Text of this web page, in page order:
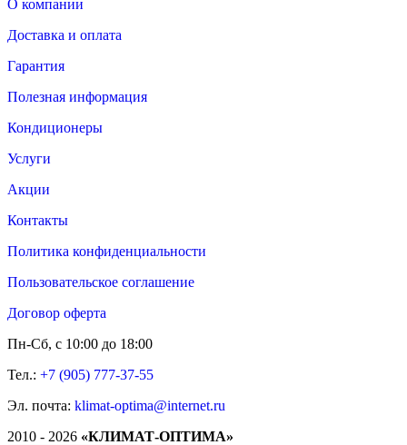
О компании
Доставка и оплата
Гарантия
Полезная информация
Кондиционеры
Услуги
Акции
Контакты
Политика конфиденциальности
Пользовательское соглашение
Договор оферта
Пн-Сб, с 10:00 до 18:00
Тел.: +7 (905) 777-37-55
Эл. почта: klimat-optima@internet.ru
2010 - 2026 «КЛИМАТ-ОПТИМА»